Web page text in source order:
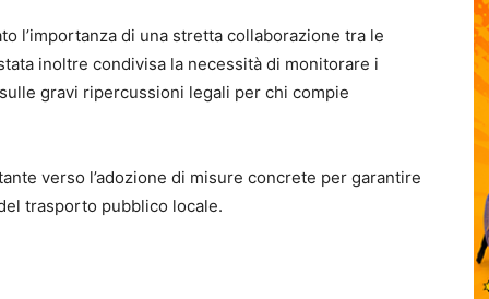
l’importanza di una stretta collaborazione tra le
inoltre condivisa la necessità di monitorare i
gravi ripercussioni legali per chi compie
verso l’adozione di misure concrete per garantire
trasporto pubblico locale.